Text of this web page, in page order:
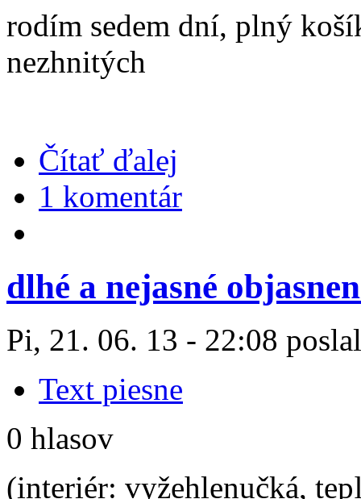
rodím sedem dní, plný
nezhnitých
Čítať ďalej
1 komentár
dlhé a nejasné
Pi, 21. 06. 13 - 22:08
Text piesne
0 hlasov
(interiér: vyžehlenučká,